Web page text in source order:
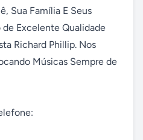
Sua Família E Seus
Excelente Qualidade
Richard Phillip. Nos
Músicas Sempre de